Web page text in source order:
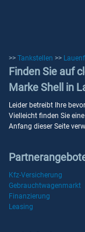
>> Tankstellen >>
Finden Sie auf
Marke Shell in
Leider betreibt Ihre
Vielleicht finden Sie
Anfang dieser Seite
Kfz-Versicherung
Gebrauchtwagenmarkt
Finanzierung
Leasing